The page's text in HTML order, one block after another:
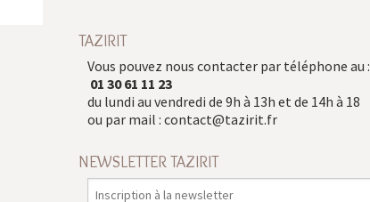
TAZIRIT
Vous pouvez nous contacter par téléphone au :
01 30 61 11 23
du lundi au vendredi de 9h à 13h et de 14h à 18
ou par mail : contact@tazirit.fr
NEWSLETTER TAZIRIT